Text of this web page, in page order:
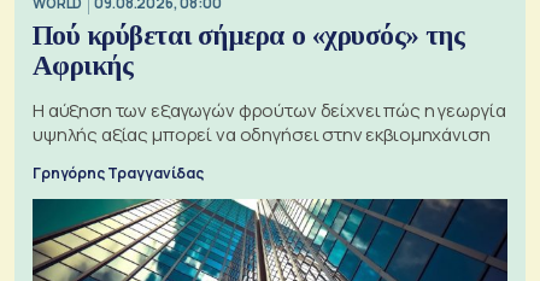
Πού κρύβεται σήμερα ο «χρυσός» της
Αφρικής
Η αύξηση των εξαγωγών φρούτων δείχνει πώς η γεωργία
υψηλής αξίας μπορεί να οδηγήσει στην εκβιομηχάνιση
Γρηγόρης Τραγγανίδας